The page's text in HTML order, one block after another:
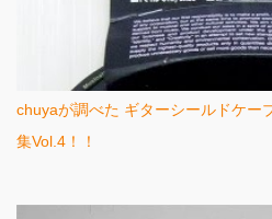
chuyaが調べた ギターシールドケー
集Vol.4！！